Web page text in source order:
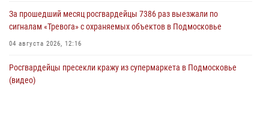
За прошедший месяц росгвардейцы 7386 раз выезжали по
сигналам «Тревога» с охраняемых объектов в Подмосковье
04 августа 2026, 12:16
Росгвардейцы пресекли кражу из супермаркета в Подмосковье
(видео)